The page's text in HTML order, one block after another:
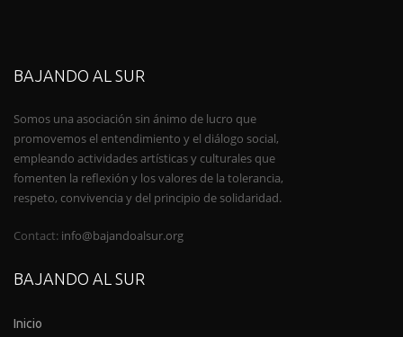
BAJANDO AL SUR
Somos una asociación sin ánimo de lucro que
promovemos el entendimiento y el diálogo social,
empleando actividades artísticas y culturales que
fomenten la reflexión y los valores de la tolerancia,
respeto, convivencia y del principio de solidaridad.
Contact: info@bajandoalsur.org
BAJANDO AL SUR
Inicio